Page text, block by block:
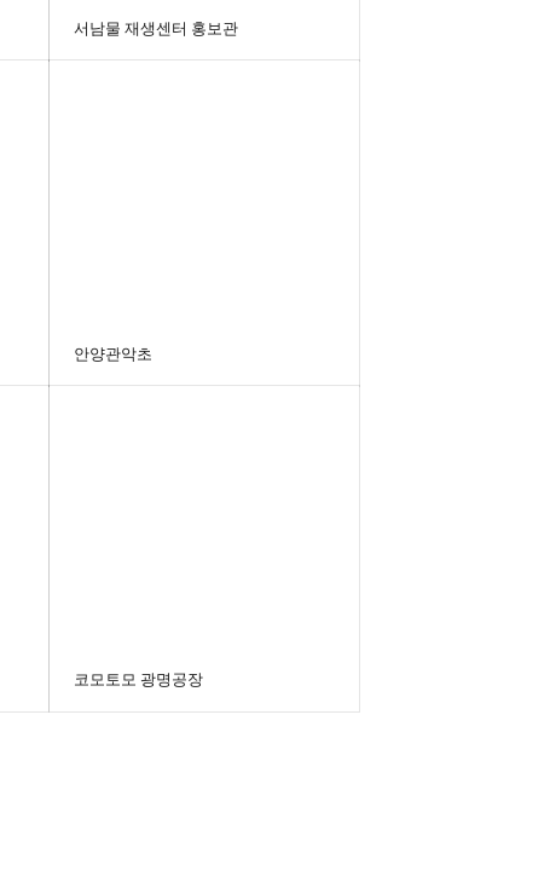
서남물 재생센터 홍보관
안양관악초
코모토모 광명공장